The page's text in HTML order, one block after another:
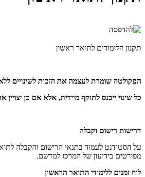
תקנון הלימודים לתואר ראשון
הפקולטה שומרת לעצמה את הזכות לשינויים
כל שינוי ייכנס לתוקף מיידית, אלא אם כן יצויין
דרישות רישום וקבלה
על הסטודנט לעמוד בתנאי הרישום והקבלה
מפורטים בידיעון של המרכז למרשם.
לוח זמנים ללימודי התואר הראשון